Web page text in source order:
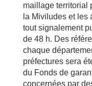
maillage territorial
la Miviludes et les
tout signalement
de 48 h. Des
chaque
préfectures sera
du Fonds de
concernées par